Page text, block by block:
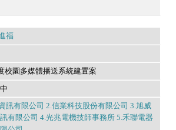
福
校園多媒體播送系統建置案
訊有限公司 2.信業科技股份有限公司 3.旭威
有限公司 4.光兆電機技師事務所 5.禾聯電器